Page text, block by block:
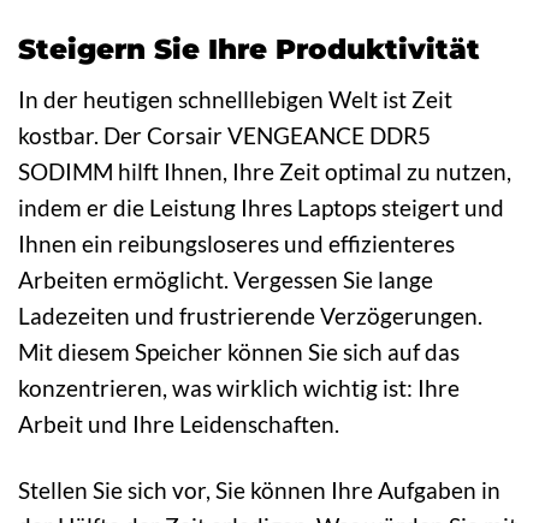
Steigern Sie Ihre Produktivität
In der heutigen schnelllebigen Welt ist Zeit
kostbar. Der Corsair VENGEANCE DDR5
SODIMM hilft Ihnen, Ihre Zeit optimal zu nutzen,
indem er die Leistung Ihres Laptops steigert und
Ihnen ein reibungsloseres und effizienteres
Arbeiten ermöglicht. Vergessen Sie lange
Ladezeiten und frustrierende Verzögerungen.
Mit diesem Speicher können Sie sich auf das
konzentrieren, was wirklich wichtig ist: Ihre
Arbeit und Ihre Leidenschaften.
Stellen Sie sich vor, Sie können Ihre Aufgaben in